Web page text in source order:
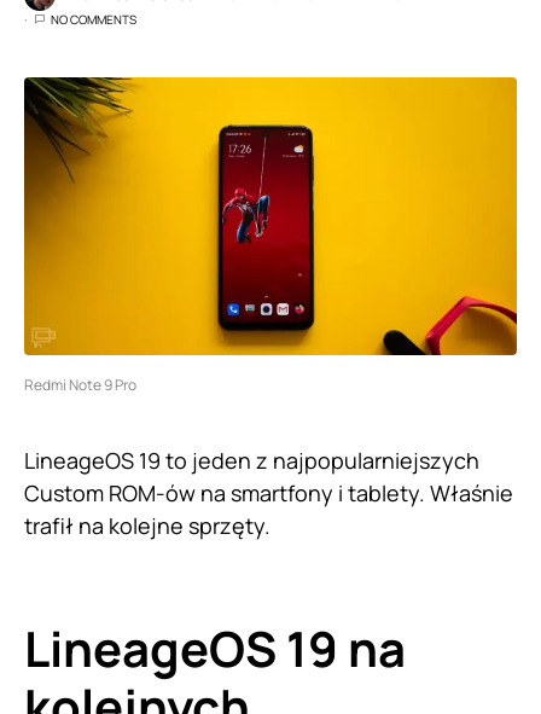
NO COMMENTS
Redmi Note 9 Pro
LineageOS 19 to jeden z najpopularniejszych
Custom ROM-ów na smartfony i tablety. Właśnie
trafił na kolejne sprzęty.
LineageOS 19 na